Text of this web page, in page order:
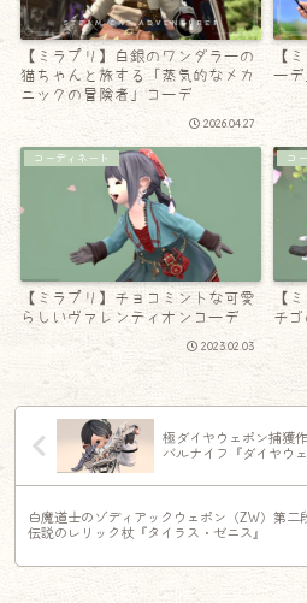
【ミラプリ】白銀のワンダラーの
猫ちゃんと旅する「蒸気的なメカ
ニックの冒険者」コーデ
2026.04.27
【
ー
コーディネート
【ミラプリ】チョコミントな可愛
らしいヴァレンティオンコーデ
2023.02.03
コ
【
チ
極ダイヤウェポン捕獲
バルナイフ『ダイヤウ
白魔道士のゾディアックウェポン（ZW）第二
伝説のレリック杖『タイラス・ゼニス』